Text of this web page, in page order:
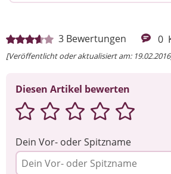
3 Bewertungen 0
[Veröffentlicht oder aktualisiert am:
Diesen Artikel bewerten
Dein Vor- oder Spitzname